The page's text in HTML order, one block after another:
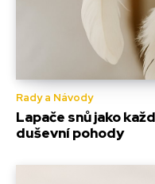
Rady a Návody
Lapače snů jako
duševní pohody